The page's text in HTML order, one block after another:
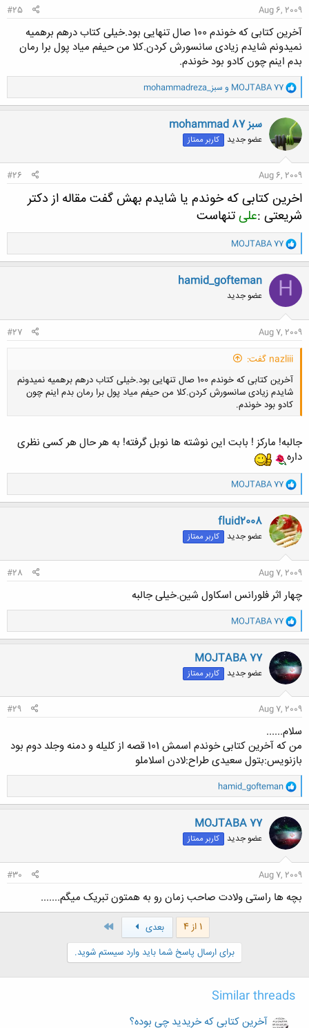
Aug 6, 2009
#25
آخرین کتابی که خوندم 100 صال تنهایی بود.خیلی کتاب درهم برهمیه
نمیدونم شایدم زیادی سانسورش کردن.کلا من حیفم میاد پول برا رمان
بدم اینم چون کادو بود خوندم.
و
ا
ک
ن
ش
ه
ا
MOJTABA 77 و mohammadreza_سبز
mohammad 87 سبز
عضو جدید کاربر ممتاز
Aug 6, 2009
#26
اخرین کتابی که خوندم یا شایدم بهش گفت مقاله از دکتر
شریعتی :علیتنهاست
و
ا
ک
ن
ش
ه
ا
MOJTABA 77
H
hamid_gofteman
عضو جدید
Aug 7, 2009
#27
nazliii گفت:
آخرین کتابی که خوندم 100 صال تنهایی بود.خیلی کتاب درهم برهمیه نمیدونم
شایدم زیادی سانسورش کردن.کلا من حیفم میاد پول برا رمان بدم اینم چون
کادو بود خوندم.
کلیک کنید تا باز شود...
جالبه! مارکز ! بابت این نوشته ها نوبل گرفته! به هر حال هر کسی نظری
داره
و
ا
ک
ن
ش
ه
ا
MOJTABA 77
fluid2008
عضو جدید کاربر ممتاز
Aug 7, 2009
#28
چهار اثر فلورانس اسکاول شين.خيلی جالبه
و
ا
ک
ن
ش
ه
ا
MOJTABA 77
MOJTABA 77
عضو جدید کاربر ممتاز
Aug 7, 2009
#29
سلام......
من که آخرین کتابی خوندم اسمش 101 قصه از کلیله و دمنه وجلد دوم بود
بازنویس:بتول سعیدی طراح:لادن اسلاملو
و
ا
ک
ن
ش
ه
ا
hamid_gofteman
MOJTABA 77
عضو جدید کاربر ممتاز
Aug 7, 2009
#30
بچه ها راستی ولادت صاحب زمان رو به همتون تبریک میگم.......
1 از 4 بعدی
برای ارسال پاسخ شما باید وارد سیستم شوید.
Similar threads
آخرین کتابی که خریدید چی بوده؟